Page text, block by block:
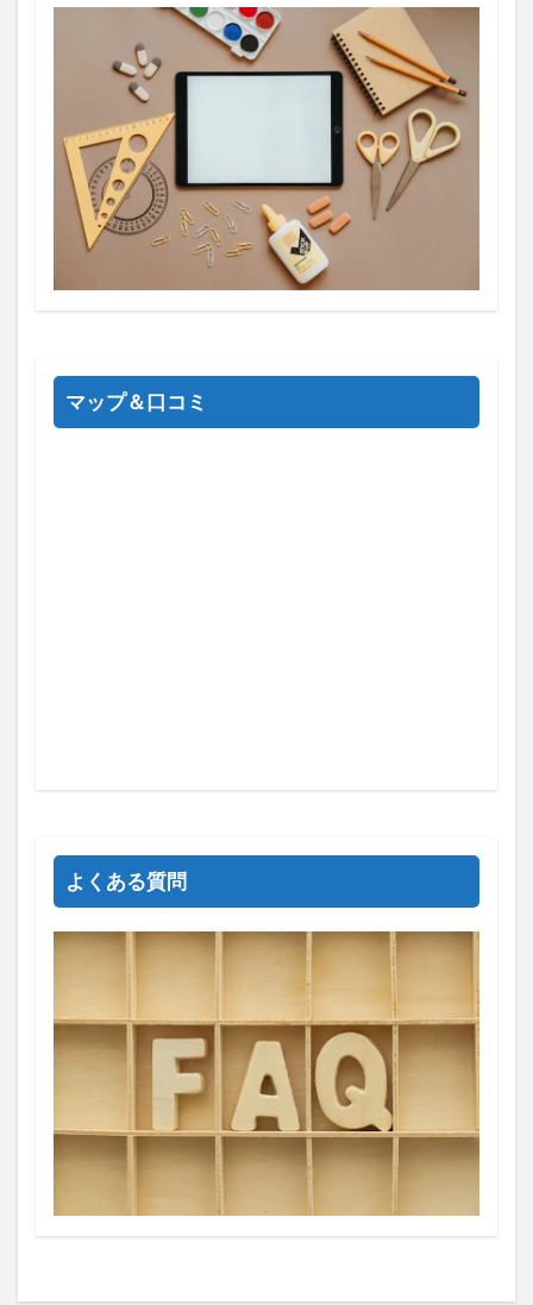
マップ＆口コミ
よくある質問